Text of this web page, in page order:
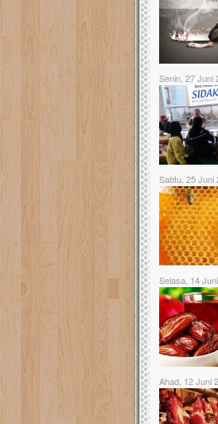
Senin, 27 Juni
Sabtu, 25 Juni
Selasa, 14
Ahad, 12 Juni